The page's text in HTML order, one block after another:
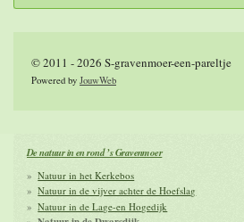
© 2011 - 2026 S-gravenmoer-een-pareltje
Powered by JouwWeb
De natuur in en rond ’s Gravenmoer
Natuur in het Kerkebos
Natuur in de vijver achter de Hoefslag
Natuur in de Lage-en Hogedijk